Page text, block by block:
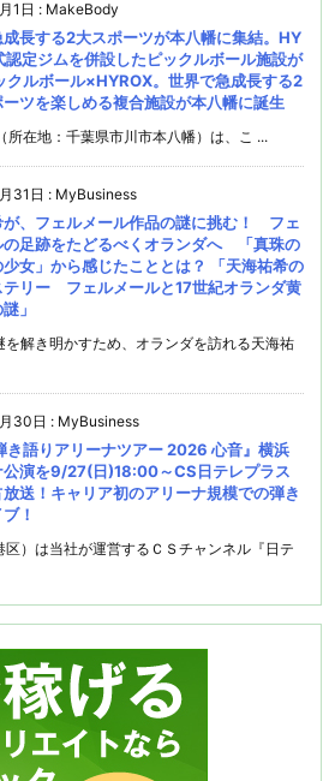
1日 : MakeBody
長する2大スポーツが本八幡に集結。HY
認定ジムを併設したピックルボール施設が
クルボール×HYROX。世界で急成長する2
ツを楽しめる複合施設が本八幡に誕生
所在地：千葉県市川市本八幡）は、こ ...
31日 : MyBusiness
が、フェルメール作品の謎に挑む！ フェ
の足跡をたどるべくオランダへ 「真珠の
女」から感じたこととは？ 「天海祐希の
テリー フェルメールと17世紀オランダ黄
」
解き明かすため、オランダを訪れる天海祐
30日 : MyBusiness
き語りアリーナツアー 2026 心音』横浜
公演を9/27(日)18:00～CS日テレプラス
送！キャリア初のアリーナ規模での弾き
！
）は当社が運営するＣＳチャンネル『日テ